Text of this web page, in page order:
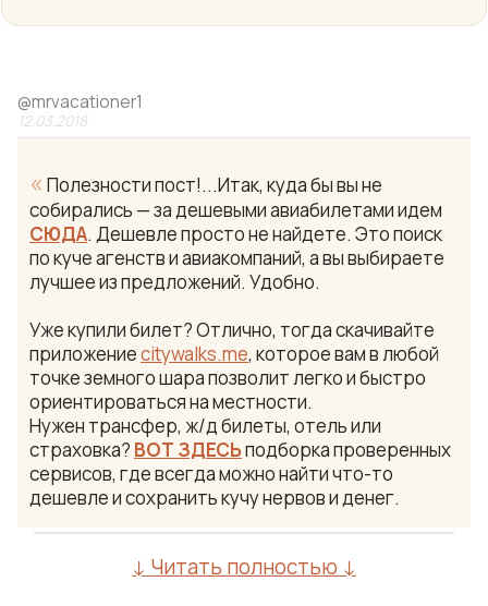
@mrvacationer1
12.03.2018
« Полезности пост!...Итак, куда бы вы не
собирались — за дешевыми авиабилетами идем
СЮДА. Дешевле просто не найдете. Это поиск
по куче агенств и авиакомпаний, а вы выбираете
лучшее из предложений. Удобно.
Уже купили билет? Отлично, тогда скачивайте
приложениеcitywalks.me, которое вам в любой
точке земного шара позволит легко и быстро
ориентироваться на местности.
Нужен трансфер, ж/д билеты, отель или
страховка? ВОТ ЗДЕСЬподборка проверенных
сервисов, где всегда можно найти что-то
дешевле и сохранить кучу нервов и денег.
↓ Читать полностью ↓